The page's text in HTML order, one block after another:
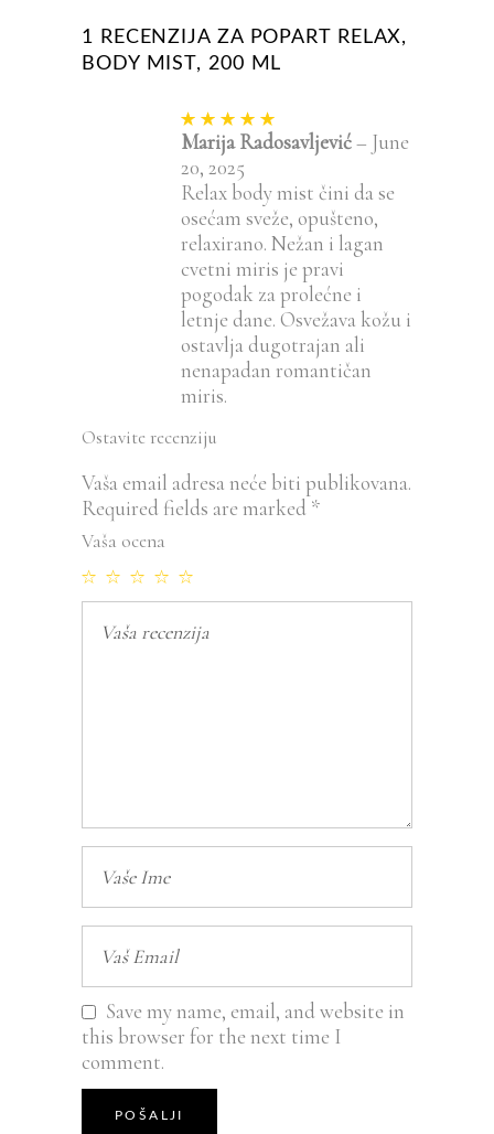
1 RECENZIJA ZA POPART RELAX,
BODY MIST, 200 ML
5out of
5
Marija Radosavljević– June
20, 2025
Relax body mist čini da se
osećam sveže, opušteno,
relaxirano. Nežan i lagan
cvetni miris je pravi
pogodak za prolećne i
letnje dane. Osvežava kožu i
ostavlja dugotrajan ali
nenapadan romantičan
miris.
Ostavite recenziju
Vaša email adresa neće biti publikovana.
Required fields are marked *
Vaša ocena
Save my name, email, and website in
this browser for the next time I
comment.